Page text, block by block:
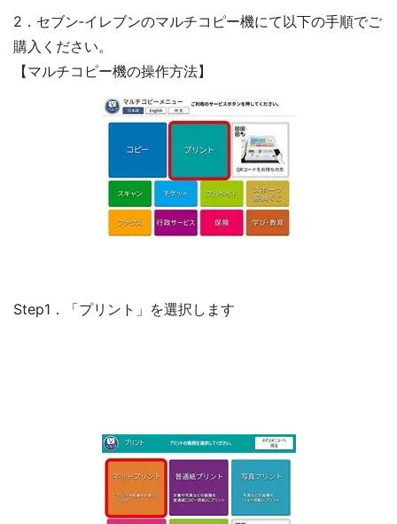
2．セブン‐イレブンのマルチコピー機にて以下の手順でご
購入ください。
【マルチコピー機の操作方法】
Step1．「プリント」を選択します